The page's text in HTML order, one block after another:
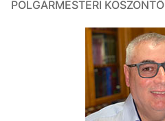
POLGÁRMESTERI KÖSZÖNTŐ